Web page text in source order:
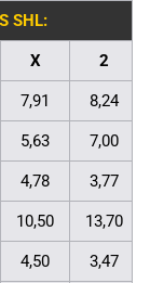
SHL:
X 2
7,91 8,24
5,63 7,00
4,78 3,77
10,50 13,70
4,50 3,47